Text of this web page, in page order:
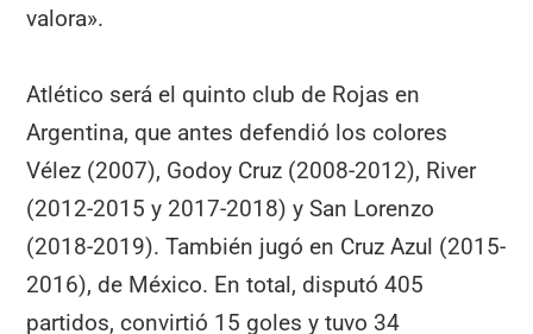
valora».
Atlético será el quinto club de Rojas en
Argentina, que antes defendió los colores
Vélez (2007), Godoy Cruz (2008-2012), River
(2012-2015 y 2017-2018) y San Lorenzo
(2018-2019). También jugó en Cruz Azul (2015-
2016), de México. En total, disputó 405
partidos, convirtió 15 goles y tuvo 34